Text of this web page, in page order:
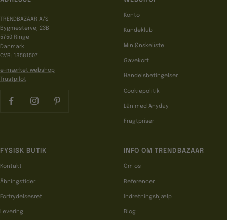
TRENDBAZAAR A/S
Bygmestervej 23B
5750 Ringe
Danmark
CVR: 18581507
e-mærket webshop
Trustpilot
Konto
Kundeklub
Min Ønskeliste
Gavekort
Handelsbetingelser
Cookiepolitik
Lån med Anyday
Fragtpriser
FYSISK BUTIK
Kontakt
Åbningstider
Fortrydelsesret
Levering
INFO OM TRENDBAZAAR
Om os
Referencer
Indretningshjælp
Blog